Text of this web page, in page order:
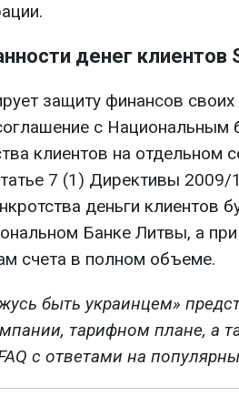
денег клиентов
защиту финансов своих
с Национальным
клиентов на отдельном
7 (1) Директивы
деньги клиентов
Банке Литвы, а
счета в полном объеме.
быть украинцем»
тарифном плане, а
с ответами на